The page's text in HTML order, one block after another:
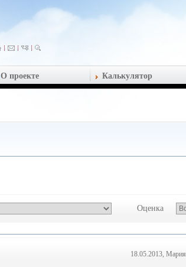
О проекте Калькулятор
Оценка
18.05.2013, Мария